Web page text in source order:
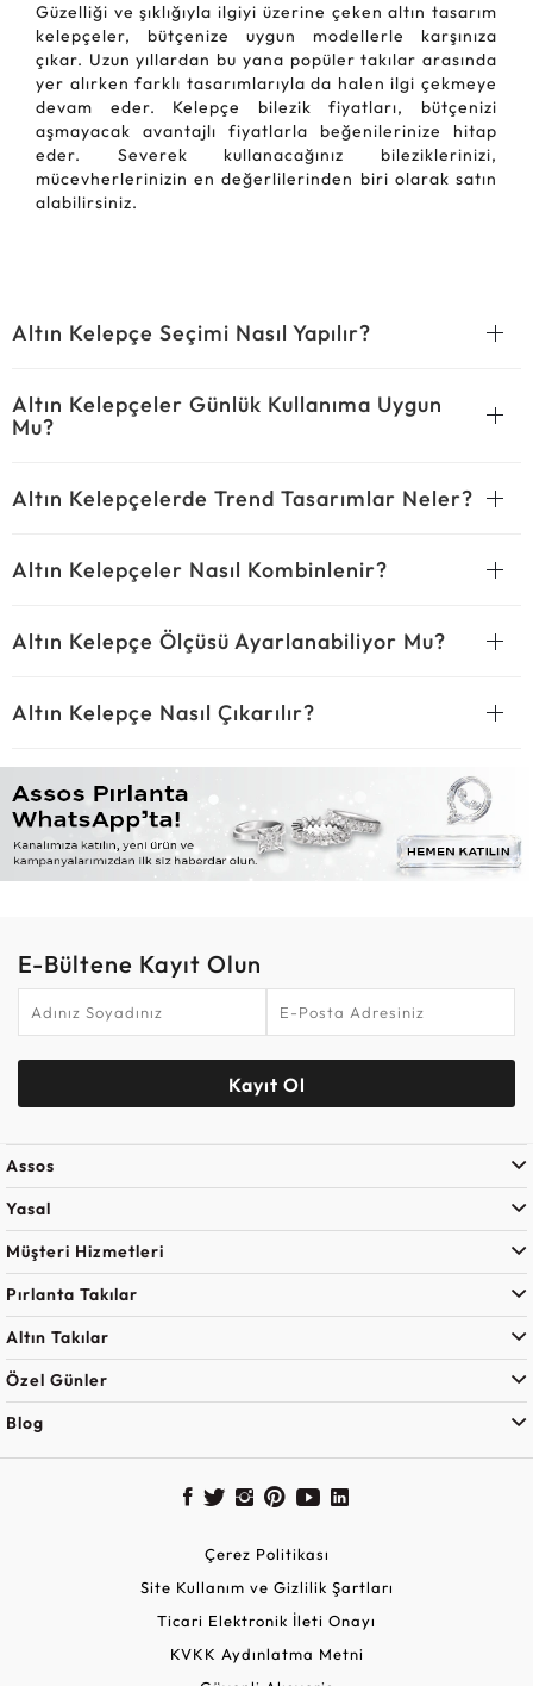
Güzelliği ve şıklığıyla ilgiyi üzerine çeken altın tasarım
kelepçeler, bütçenize uygun modellerle karşınıza
çıkar. Uzun yıllardan bu yana popüler takılar arasında
yer alırken farklı tasarımlarıyla da halen ilgi çekmeye
devam eder. Kelepçe bilezik fiyatları, bütçenizi
aşmayacak avantajlı fiyatlarla beğenilerinize hitap
eder. Severek kullanacağınız bileziklerinizi,
mücevherlerinizin en değerlilerinden biri olarak satın
alabilirsiniz.
Altın Kelepçe Seçimi Nasıl Yapılır?
Altın Kelepçeler Günlük Kullanıma Uygun
Mu?
Altın Kelepçelerde Trend Tasarımlar Neler?
Altın Kelepçeler Nasıl Kombinlenir?
Altın Kelepçe Ölçüsü Ayarlanabiliyor Mu?
Altın Kelepçe Nasıl Çıkarılır?
E-Bültene Kayıt Olun
Kayıt Ol
Assos
Yasal
Müşteri Hizmetleri
Pırlanta Takılar
Altın Takılar
Özel Günler
Blog
Çerez Politikası
Site Kullanım ve Gizlilik Şartları
Ticari Elektronik İleti Onayı
KVKK Aydınlatma Metni